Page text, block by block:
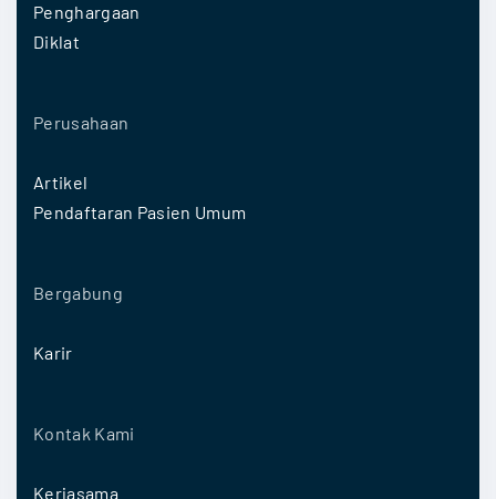
Penghargaan
Diklat
Perusahaan
Artikel
Pendaftaran Pasien Umum
Bergabung
Karir
Kontak Kami
Kerjasama